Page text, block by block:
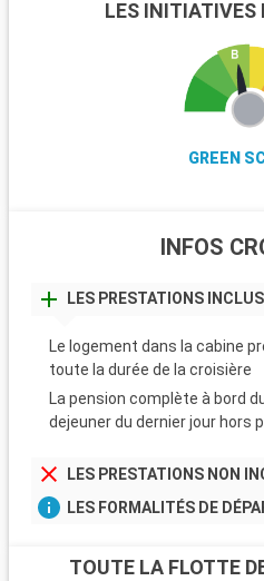
LES INITIATIVES
GREEN
INFOS
LES PRESTATIONS
Le logement dans la cabine
toute la durée de la croisière
La pension complète à bord
dejeuner du dernier jour hors
LES PRESTATIONS NON
LES FORMALITÉS DE
TOUTE LA FLOTTE